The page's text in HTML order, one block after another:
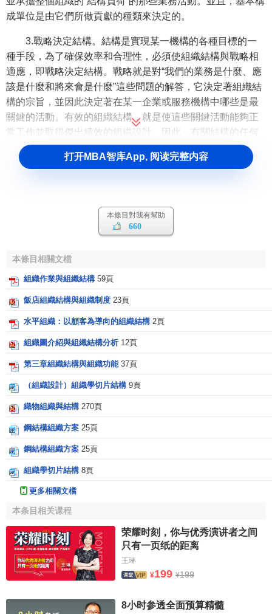
成單位是由它們所做貢獻的種類來決定的。
3.戰略決定結構。結構是實現某一機構的各種目標的一
種手段，為了確保效率和合理性，必須使組織結構與戰略相
適應，即戰略決定結構。戰略就是對“我們的業務是什麼、應
該是什麼和將來會是什麼”這些問題的解答，它決定著組織結
構的宗旨，並因此決定著在某一企業或服務機構中哪些是最
關鍵的活動。有效的組織結構，就是使這些關鍵活動能夠正
常工作並取得傑出績效的組織設計。因此，有關結構的任何
工作，都必須從目標和戰略出發。
4.日常的經營管理、創新和高層管理這三種不同的工作
[1]
組織結構是一些“形式”，而形式必須滿足一些正式的規
範。組織結構特別要滿足以下一些最低要求：清晰性、經濟
性、願景的方向、對個人任務和共同任務的理解、決策、穩
定性和適應性以及永存性與自我更新。
組織結構的基本構成單位
如何識別和組織？
組織者在設計組織的基本構成單位時，需要發現組織結
構中“承擔重任”的部分，即各項關鍵活動。
下問題開始：
1.為了達到公司的目標，必須在哪個領域有出色的表
現？
2.哪些領域的績效不佳會影響到企業的成果，甚至會影
響到企業的存在？
3.在本組織中，真正具有重要性的價值是什麼？
上述三個問題有助於識別出關鍵活動，管理者必須識別
此為基礎，接下來就是按照各種活動所做出貢獻的類別來歸
打开MBA智库App, 阅读完整内容
本條目對我有幫助
660
本條目相關文檔
組織作業與組織結構 59頁
飯店組織結構與組織制度 23頁
水平組織：以顧客為導向的組織結構 2頁
組織圖介紹與組織結構分析 12頁
第三章組織結構與組織功能 37頁
（組織設計）組織學切片結構 9頁
織物組織與結構 270頁
鋼結構組織方案 25頁
鋼結構組織方案 25頁
組織學切片結構 8頁
更多相關文檔
本条目相关课程
荣耀时刻，你与优秀演讲者之间
只有一页纸的距离
王琳
¥199 ¥199
8小时参透全面预算精髓